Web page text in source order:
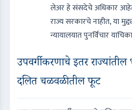
लेअर हे संसदेचे अधिकार
राज्य सरकारचे नाहीत, या
न्यायालयात पुनर्विचार
उपवर्गीकरणाचे इतर
दलित चळवळीतील फूट